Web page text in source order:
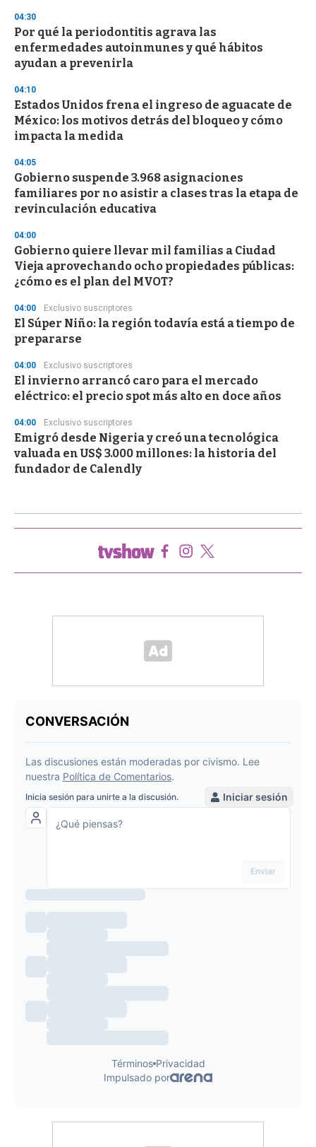
s
e
c
o
n
04:30
Por qué la periodontitis agrava las
enfermedades autoinmunes y qué hábitos
ayudan a prevenirla
04:10
Estados Unidos frena el ingreso de aguacate de
México: los motivos detrás del bloqueo y cómo
impacta la medida
04:05
Gobierno suspende 3.968 asignaciones
familiares por no asistir a clases tras la etapa de
revinculación educativa
04:00
Gobierno quiere llevar mil familias a Ciudad
Vieja aprovechando ocho propiedades públicas:
¿cómo es el plan del MVOT?
04:00 Exclusivo suscriptores
El Súper Niño: la región todavía está a tiempo de
prepararse
04:00 Exclusivo suscriptores
El invierno arrancó caro para el mercado
eléctrico: el precio spot más alto en doce años
04:00 Exclusivo suscriptores
Emigró desde Nigeria y creó una tecnológica
valuada en US$ 3.000 millones: la historia del
fundador de Calendly